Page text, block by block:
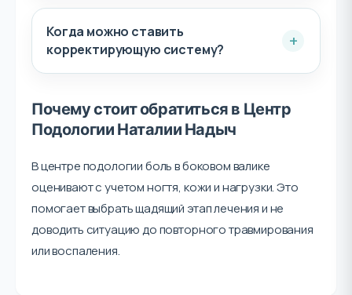
Когда можно ставить
корректирующую систему?
Почему стоит обратиться в Центр
Подологии Наталии Надыч
В центре подологии боль в боковом валике
оценивают с учетом ногтя, кожи и нагрузки. Это
помогает выбрать щадящий этап лечения и не
доводить ситуацию до повторного травмирования
или воспаления.